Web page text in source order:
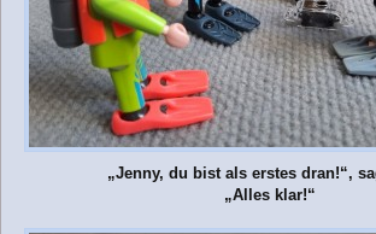
„Jenny, du bist als erstes dran!“,
„Alles klar!“